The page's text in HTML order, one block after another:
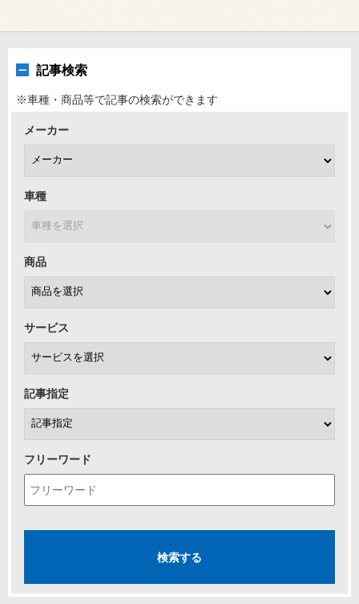
記事検索
※車種・商品等で記事の検索ができます
メーカー
車種
商品
サービス
記事指定
フリーワード